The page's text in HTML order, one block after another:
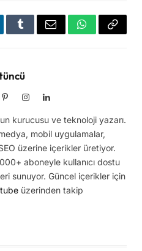
TumblrEmail WhatsApp
Copy
PinterestInstagramLinkedIn
kurucusu ve teknoloji yazarı.
mobil uygulamalar,
üzerine içerikler üretiyor.
aboneyle kullanıcı dostu
sunuyor. Güncel içerikler için
üzerinden takip